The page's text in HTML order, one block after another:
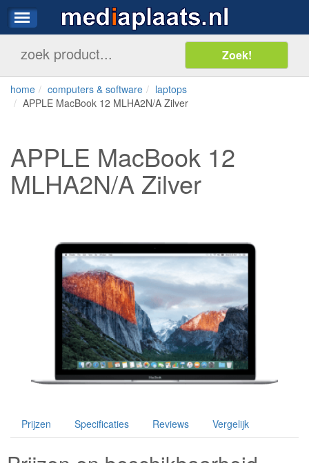
home computers & software
laptops
APPLE MacBook 12 MLHA2N/A Zilver
APPLE MacBook 12
MLHA2N/A Zilver
Prijzen Specificaties Reviews Vergelijk